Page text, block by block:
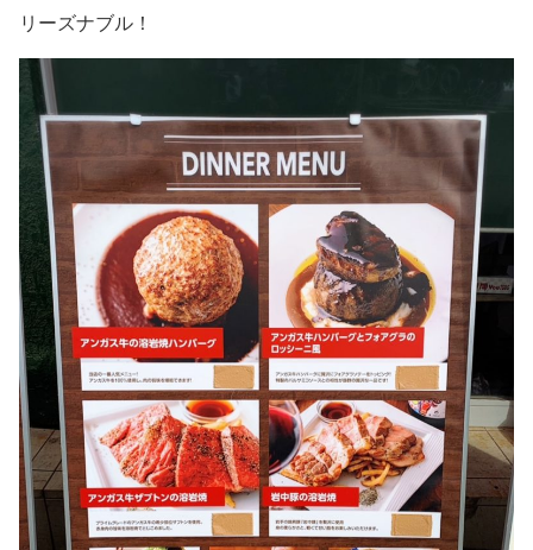
リーズナブル！